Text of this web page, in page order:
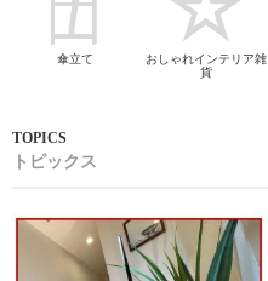
傘立て
おしゃれインテリア雑
貨
トピックス